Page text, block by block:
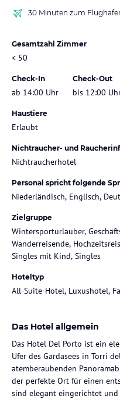
30 Minuten zum
Gesamtzahl Zimmer
< 50
Check-In
ab 14:00 Uhr
Check-Out
bis 12:00
Haustiere
Erlaubt
Nichtraucher- und
Nichtraucherhotel
Personal spricht folgende
Niederländisch, Englisch,
Zielgruppe
Wintersporturlauber,
Wanderreisende,
Singles mit Kind, Singles
Hoteltyp
All-Suite-Hotel, Luxushotel,
Das Hotel allgemein
Das Hotel Del Porto ist ein
Ufer des Gardasees in Torri
atemberaubenden
der perfekte Ort für einen
sind elegant eingerichtet